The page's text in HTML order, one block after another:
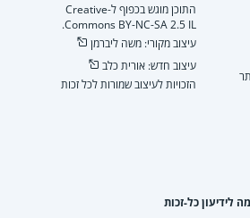
התוכן מוגש בכפוף ל-Creative
Commons BY-NC-SA 2.5 IL.
עיצוב מקורי: משה ליברמן
עיצוב חדש: אורית כלב
הזכויות לעיצוב שמורות לכל זכות
לידיעון כל-זכות